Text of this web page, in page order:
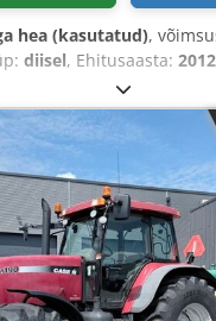
hea (kasutatud),
diisel, Ehitusaasta: 2012